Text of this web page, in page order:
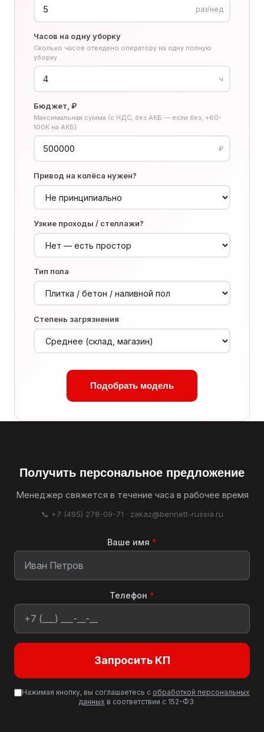
раз/нед
Часов на одну уборку
Сколько часов отведено оператору на одну полную
уборку
ч
Бюджет, ₽
Максимальная сумма (с НДС, без АКБ — если без, +60-
100К на АКБ)
₽
Привод на колёса нужен?
Узкие проходы / стеллажи?
Тип пола
Степень загрязнения
Подобрать модель
Получить персональное предложение
Менеджер свяжется в течение часа в рабочее время
📞 +7 (495) 278-09-71 · zakaz@bennett-russia.ru
Ваше имя *
Телефон *
Запросить КП
Нажимая кнопку, вы соглашаетесь с обработкой персональных
данных в соответствии с 152-ФЗ